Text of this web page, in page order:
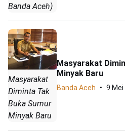
Banda Aceh)
Masyarakat
Diminta Tak
Buka Sumur
Minyak Baru
Masyarakat
Minyak Baru
Banda Aceh 9 Mei